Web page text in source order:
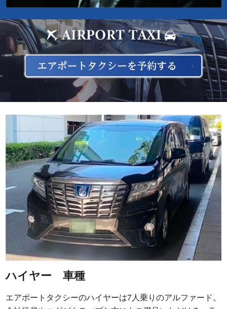
ハイヤー 車種
エアポートタクシーのハイヤーは7人乗りのアルファード。